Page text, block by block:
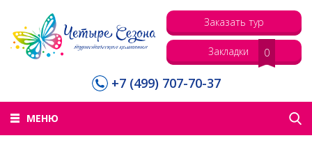
Заказать тур
Закладки 0
+7 (499) 707-70-37
МЕНЮ